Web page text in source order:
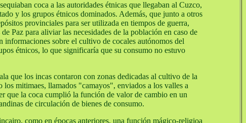
coca a las autoridades étnicas que llegaban al Cuzco,
y los grupos étnicos dominados. Además, que junto a otros
provinciales para ser utilizada en tiempos de guerra,
Paz para aliviar las necesidades de la población en caso de
informaciones sobre el cultivo de cocales autónomos del
étnicos, lo que significaría que su consumo no estuvo
que los incas contaron con zonas dedicadas al cultivo de la
los mitimaes, llamados "camayos", enviados a los valles a
que la coca cumplió la función de valor de cambio en un
de circulación de bienes de consumo.
como en épocas anteriores, una función mágico-religioa